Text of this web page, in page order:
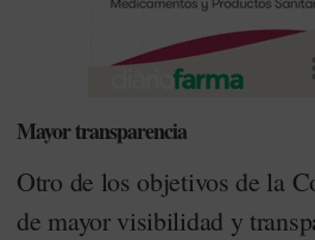
Mayor transparencia
Otro de los objetivos de la
de mayor visibilidad y